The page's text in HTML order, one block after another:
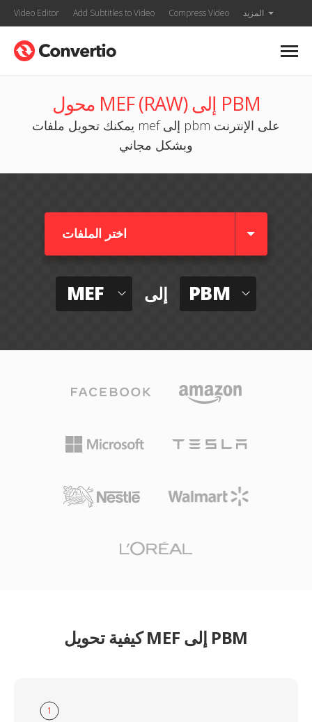
Video Editor Add Subtitles to Video Compress Video المزيد
محول MEF (RAW) إلى PBM
يمكنك تحويل ملفات mef إلى pbm على الإنترنت
وبشكل مجاني
اختر الملفات
MEF إلى PBM
كيفية تحويل MEF إلى PBM
1